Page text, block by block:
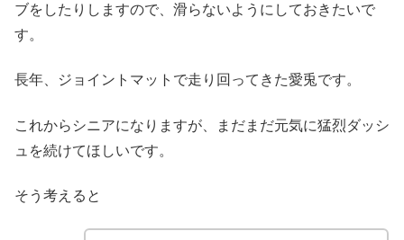
ブをしたりしますので、滑らないようにしておきたいで
す。
長年、ジョイントマットで走り回ってきた愛兎です。
これからシニアになりますが、まだまだ元気に猛烈ダッシ
ュを続けてほしいです。
そう考えると